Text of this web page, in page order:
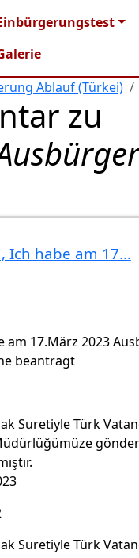
Ablauf (Türkei)
zu
Ich habe am 17…
am 17.März 2023
beantragt
Suretiyle Türk
Suretiyle Türk